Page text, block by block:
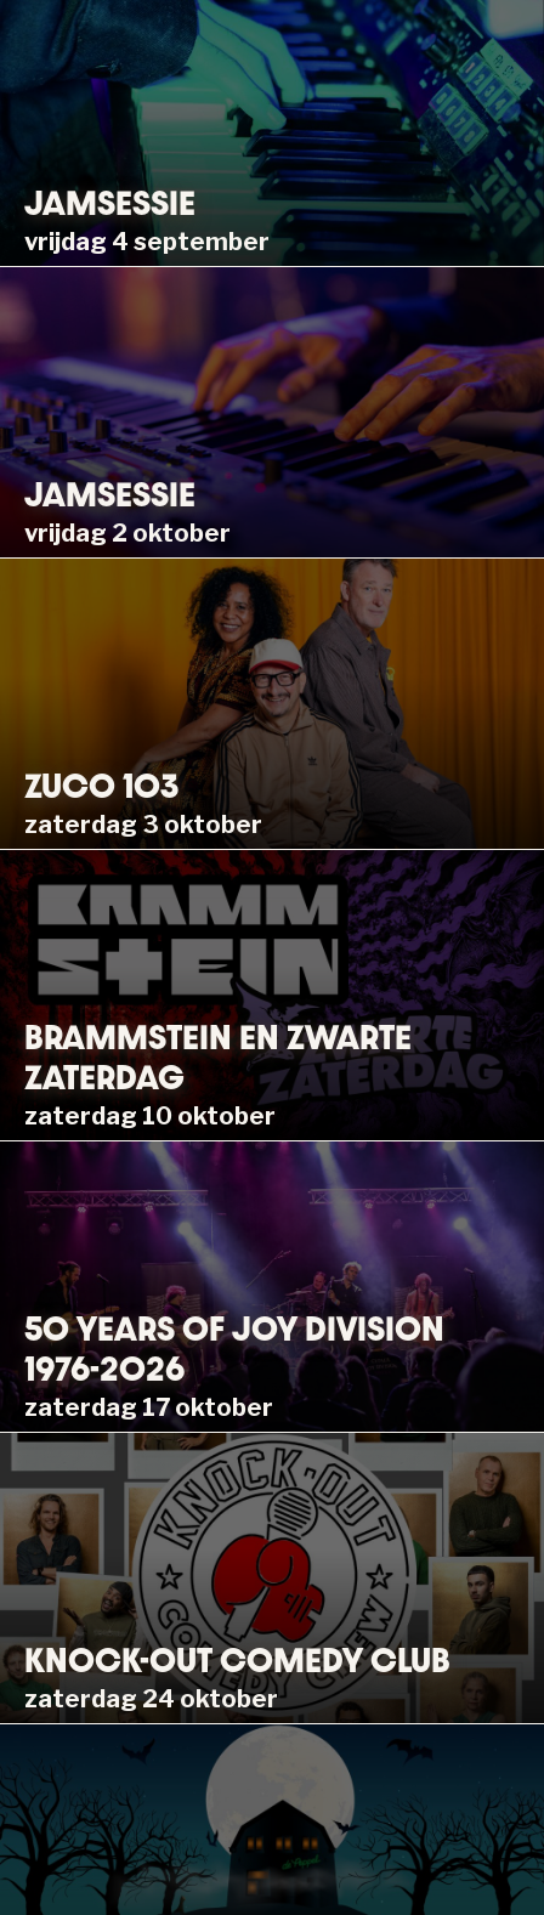
JAMSESSIE
vrijdag 4 september
JAMSESSIE
vrijdag 2 oktober
ZUCO 103
zaterdag 3 oktober
BRAMMSTEIN EN ZWARTE
ZATERDAG
zaterdag 10 oktober
50 YEARS OF JOY DIVISION
1976-2026
zaterdag 17 oktober
KNOCK-OUT COMEDY CLUB
zaterdag 24 oktober